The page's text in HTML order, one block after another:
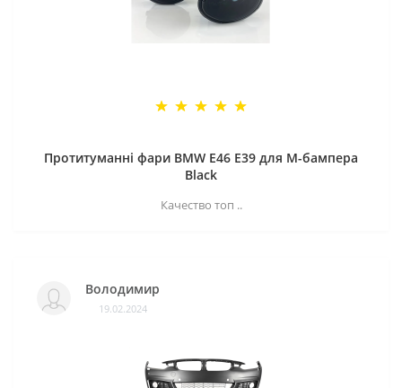
Протитуманні фари BMW E46 E39 для M-бампера
Black
Качество топ ..
Володимир
19.02.2024